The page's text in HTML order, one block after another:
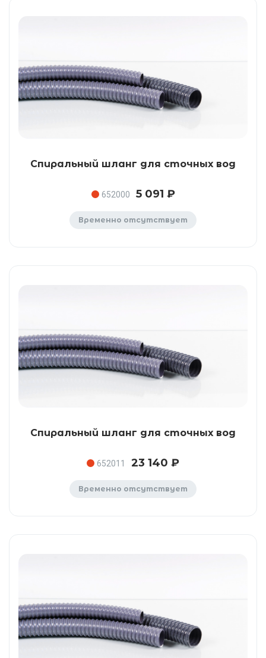
Спиральный шланг для сточных вод
652000 5 091 ₽
Временно отсутствует
Спиральный шланг для сточных вод
652011 23 140 ₽
Временно отсутствует